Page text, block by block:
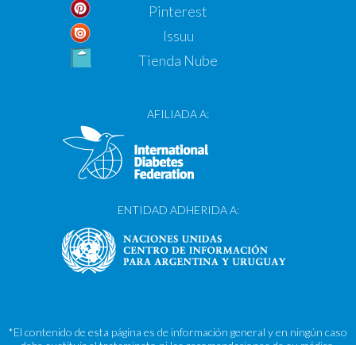
Pinterest
Issuu
Tienda Nube
AFILIADA A:
ENTIDAD ADHERIDA A:
*El contenido de esta página es de información general y en ningún caso